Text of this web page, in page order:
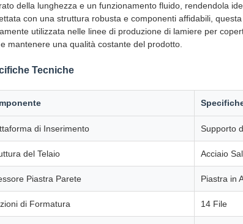
della lunghezza e un funzionamento fluido, rendendola
con una struttura robusta e componenti affidabili,
utilizzata nelle linee di produzione di lamiere per
mantenere una qualità costante del prodotto.
Tecniche
di Inserimento Supporto
del Telaio Acciaio
Piastra Parete Piastra in
di Formatura 14 File